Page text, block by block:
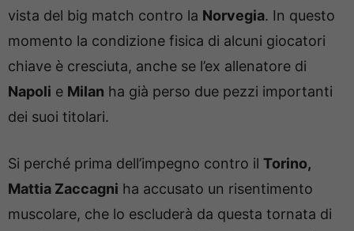
vista del big match contro la Norvegia. In questo
momento la condizione fisica di alcuni giocatori
chiave è cresciuta, anche se l’ex allenatore di
Napoli e Milan ha già perso due pezzi importanti
dei suoi titolari.
Si perché prima dell’impegno contro il Torino,
Mattia Zaccagni ha accusato un risentimento
muscolare, che lo escluderà da questa tornata di